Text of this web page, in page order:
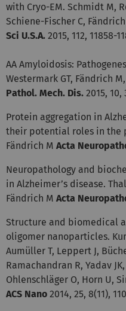
with Cryo-EM. Schmidt M,
Schiene-Fischer C,
Sci U.S.A. 2015, 112, 11858-
AA Amyloidosis:
Westermark GT, Fändrich
Pathol. Mech. Dis. 2015, 10,
Protein aggregation in
their potential roles in the
Fändrich M Acta
Neuropathology and
in Alzheimer’s disease.
Fändrich M Acta
Structure and biomedical
oligomer nanoparticles.
Aumüller T, Leppert J,
Ramachandran R, Yadav
Ohlenschläger O, Horn U,
ACS Nano 2014, 25, 8(11),